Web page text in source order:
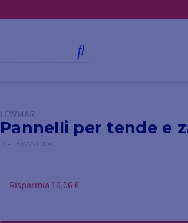
LEWMAR
Pannelli per tende e
RIF. 367770100
Risparmia 16,06 €